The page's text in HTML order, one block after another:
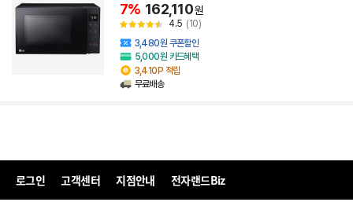
7% 162,110원
4.5 (10)
3,480원 쿠폰할인
5,000원 카드혜택
3,410P 적립
무료배송
로그인 고객센터 지점안내 전자랜드Biz